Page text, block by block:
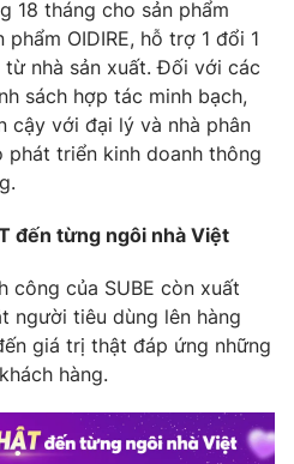
18 tháng cho sản phẩm
OIDIRE, hỗ trợ 1 đổi 1
nhà sản xuất. Đối với các
sách hợp tác minh bạch,
cậy với đại lý và nhà phân
triển kinh doanh thông
đến từng ngôi nhà Việt
công của SUBE còn xuất
người tiêu dùng lên hàng
giá trị thật đáp ứng những
hàng.